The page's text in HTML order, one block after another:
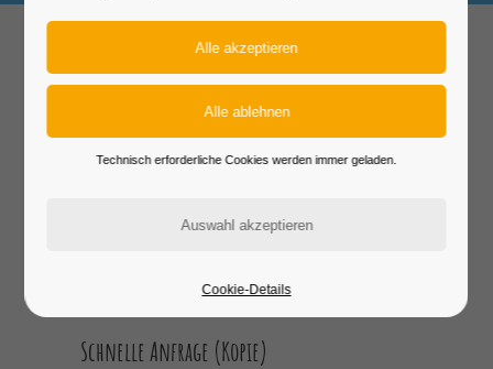
Kleine Arche - Kontakt
Dein Anliegen ist
uns wichtig
Schnelle Anfrage (Kopie)
Technisch erforderliche Cookies werden immer geladen.
Cookie-Details